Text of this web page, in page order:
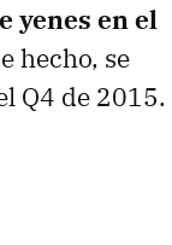
yenes en el
hecho, se
Q4 de 2015.